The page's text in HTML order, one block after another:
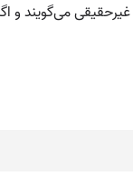
می‌گویند و